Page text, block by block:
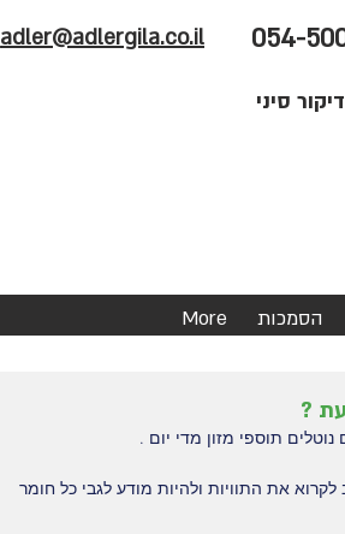
adler@adlergila.co.il 054-
הסמכות More
?
תוספי מזון מדי יום .
את התוויות ולהיות מודע לגבי כל חומר